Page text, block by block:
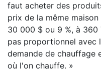
faut acheter des
prix de la même
30 000 $ ou 9 %, à 360
pas proportionnel avec
demande de chauffage
où l'on chauffe. »